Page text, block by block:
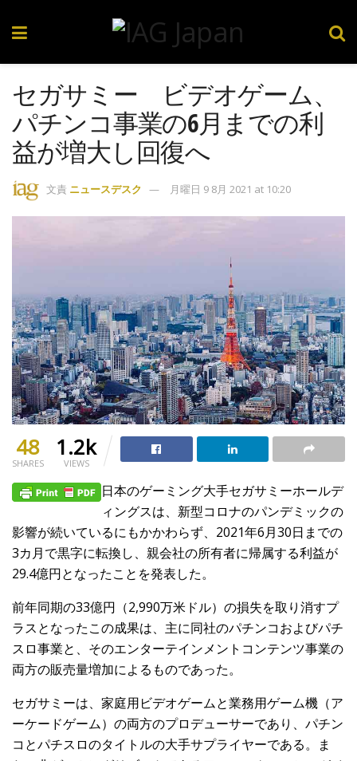
セガサミー ビデオゲーム、
パチンコ事業の6月までの利
益が増大し回復へ
文責 ニュースデスク 月曜日 9 8月 2021 at 10:20
48
SHARES
1.2k
VIEWS
日本のゲーミング大手セガサミーホールデ
ィングスは、新型コロナのパンデミックの
影響が続いているにもかかわらず、2021年6月30日までの
3カ月で黒字に転換し、親会社の所有者に帰属する利益が
29.4億円となったことを発表した。
前年同期の33億円（2,990万米ドル）の損失を取り消すプ
ラスとなったこの成果は、主に同社のパチンコおよびパチ
スロ事業と、そのエンターテインメントコンテンツ事業の
両方の販売量増加によるものであった。
セガサミーは、家庭用ビデオゲームと業務用ゲーム機（ア
ーケードゲーム）の両方のプロデューサーであり、パチン
コとパチスロのタイトルの大手サプライヤーである。ま